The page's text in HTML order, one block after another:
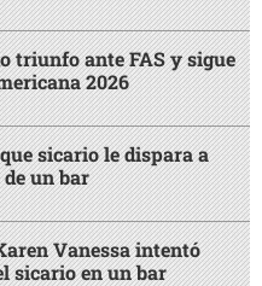
triunfo ante FAS y sigue
2026
sicario le dispara a
un bar
Vanessa intentó
sicario en un bar